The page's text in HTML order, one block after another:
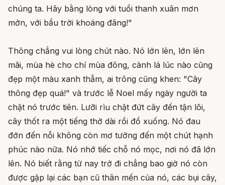
chúng ta. Hãy bằng lòng với tuổi thanh xuân mơn
mởn, với bầu trời khoáng đãng!"
Thông chẳng vui lòng chút nào. Nó lớn lên, lớn lên
mãi, mùa hè cho chí mùa đông, cành lá lúc nào cũng
đẹp một màu xanh thẫm, ai trông cũng khen: "Cây
thông đẹp quá!" và trước lễ Noel mấy ngày người ta
chặt nó trước tiên. Lưỡi rìu chặt đứt cây đến tận lõi,
cây thốt ra một tiếng thở dài rồi đổ xuống. Nó đau
đớn đến nỗi không còn mơ tưởng đến một chút hạnh
phúc nào nữa. Nó nhớ tiếc chỗ nó mọc, nơi nó đã lớn
lên. Nó biết rằng từ nay trở đi chẳng bao giờ nó còn
được gặp lại các bạn cũ thân mến của nó, các bụi cây,